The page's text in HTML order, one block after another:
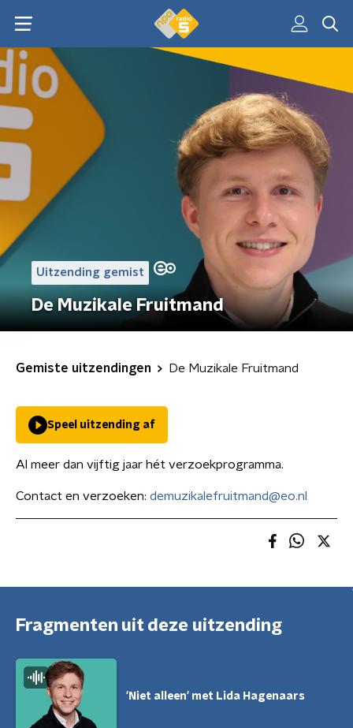
Uitzending gemist
De Muzikale Fruitmand
Gemiste uitzendingen De Muzikale Fruitmand
Speel uitzending af
Al meer dan vijftig jaar hét verzoekprogramma.
Contact en verzoeken: demuzikalefruitmand@eo.nl
Fragmenten uit deze uitzending
'Niet alleen' met Lida Hagenaars